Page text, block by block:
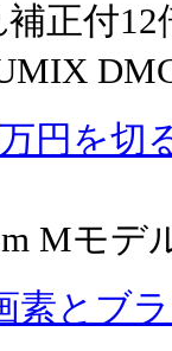
正付
円を切
Mモデ
素とブ